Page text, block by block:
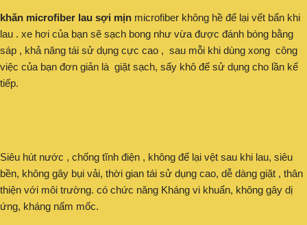
khăn microfiber lau sợi mịn microfiber không hề để lại vết bẩn khi
lau . xe hơi của bạn sẽ sạch bong như vừa được đánh bóng bằng
sáp , khả năng tái sử dụng cực cao , sau mỗi khi dùng xong công
việc của bạn đơn giản là giặt sạch, sấy khô để sử dụng cho lần kế
tiếp.
Siêu hút nước , chống tĩnh điện , không để lại vệt sau khi lau, siêu
bền, không gây bụi vải, thời gian tái sử dụng cao, dễ dàng giặt , thân
thiện với môi trường. có chức năng Kháng vi khuẩn, không gây dị
ứng, kháng nấm mốc.